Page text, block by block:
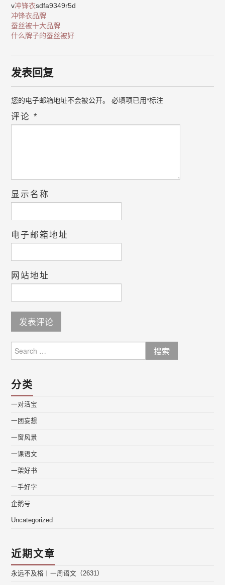
v冲锋衣sdfa9349r5d
冲锋衣品牌
蚕丝被十大品牌
什么牌子的蚕丝被好
发表回复
您的电子邮箱地址不会被公开。 必填项已用*标注
评论*
显示名称
电子邮箱地址
网站地址
for:
分类
一对活宝
一团妄想
一窗风景
一课语文
一架好书
一手好字
企鹅号
Uncategorized
近期文章
永远不及格丨一周语文（2631）